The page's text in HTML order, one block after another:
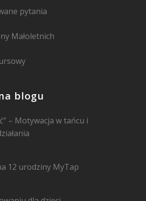
pytania
Małoletnich
blogu
– Motywacja w tańcu i
12 urodziny MyTap